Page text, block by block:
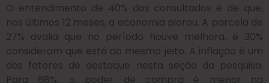
O entendimento de 40% dos consultados é de que,
nos últimos 12 meses, a economia piorou. A parcela de
27% avalia que no período houve melhora, e 30%
consideram que está do mesmo jeito. A inflação é um
dos fatores de destaque nesta seção da pesquisa.
Para 68%, o poder de compra é menor na